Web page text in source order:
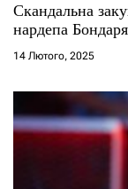
Скандальна
нардепа Бондаря
14 Лютого, 2025